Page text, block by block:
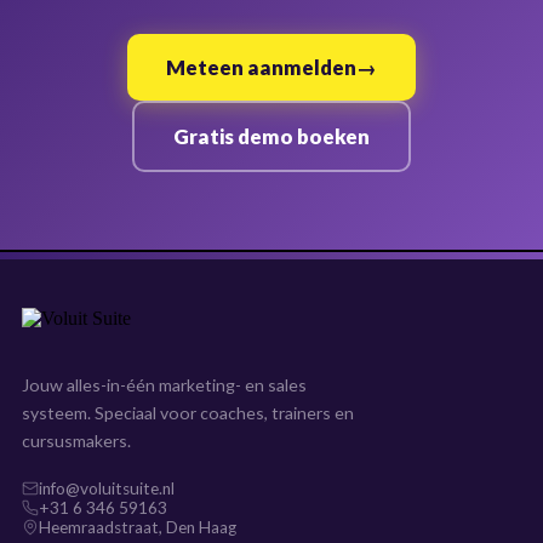
Meteen aanmelden
Gratis demo boeken
Jouw alles-in-één marketing- en sales
systeem. Speciaal voor coaches, trainers en
cursusmakers.
info@voluitsuite.nl
+31 6 346 59163
Heemraadstraat, Den Haag